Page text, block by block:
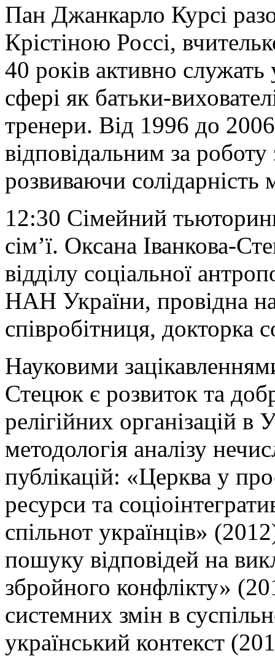
Пан Джанкарло Курсі
Крістіною Россі,
40 років активно служать
сфері як батьки-
тренери. Від 1996 до
відповідальним за роботу
розвиваючи солідарність
12:30 Сімейний
сім’ї. Оксана Іванкова-
відділу соціальної
НАН України, провідна
співробітниця, докторка
Науковими
Стецюк є розвиток та
релігійних організацій в
методологія аналізу
публікацій: «Церква у
ресурси та
спільнот українців»
пошуку відповідей на
збройного конфлікту»
системних змін в
український контекст